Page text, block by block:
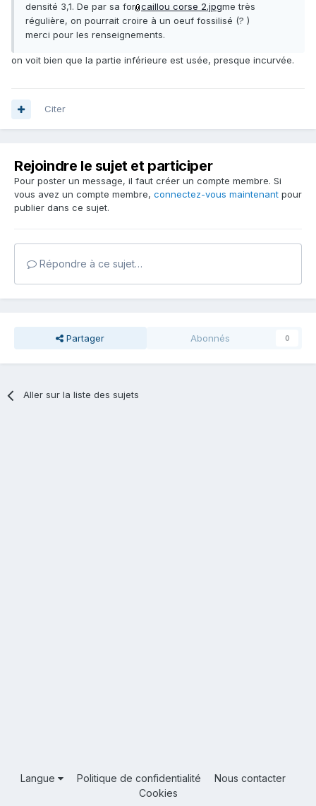
densité 3,1. De par sa for caillou corse 2.jpgme très
régulière, on pourrait croire à un oeuf fossilisé (? )
merci pour les renseignements.
on voit bien que la partie inférieure est usée, presque incurvée.
Citer
Rejoindre le sujet et participer
Pour poster un message, il faut créer un compte membre. Si
vous avez un compte membre, connectez-vous maintenant pour
publier dans ce sujet.
Répondre à ce sujet…
Partager Abonnés 0
Aller sur la liste des sujets
Langue Politique de confidentialité
Nous contacter
Cookies